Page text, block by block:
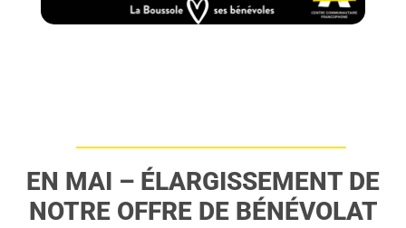
EN MAI – ÉLARGISSEMENT DE
NOTRE OFFRE DE BÉNÉVOLAT